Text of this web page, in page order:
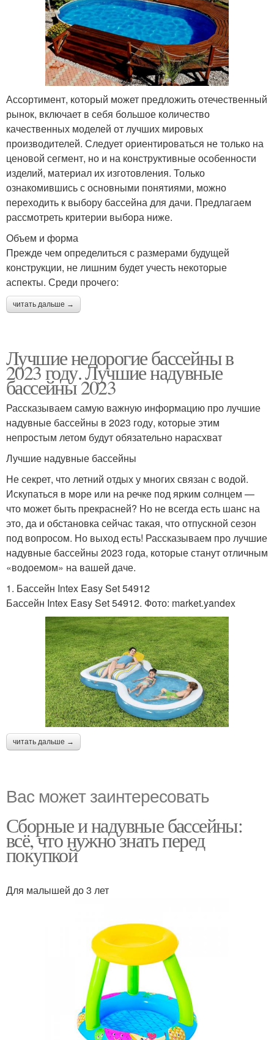
Ассортимент, который может предложить отечественный
рынок, включает в себя большое количество
качественных моделей от лучших мировых
производителей. Следует ориентироваться не только на
ценовой сегмент, но и на конструктивные особенности
изделий, материал их изготовления. Только
ознакомившись с основными понятиями, можно
переходить к выбору бассейна для дачи. Предлагаем
рассмотреть критерии выбора ниже.
Объем и форма
Прежде чем определиться с размерами будущей
конструкции, не лишним будет учесть некоторые
аспекты. Среди прочего:
читать дальше →
Лучшие недорогие бассейны в
2023 году. Лучшие надувные
бассейны 2023
Рассказываем самую важную информацию про лучшие
надувные бассейны в 2023 году, которые этим
непростым летом будут обязательно нарасхват
Лучшие надувные бассейны
Не секрет, что летний отдых у многих связан с водой.
Искупаться в море или на речке под ярким солнцем —
что может быть прекрасней? Но не всегда есть шанс на
это, да и обстановка сейчас такая, что отпускной сезон
под вопросом. Но выход есть! Рассказываем про лучшие
надувные бассейны 2023 года, которые станут отличным
«водоемом» на вашей даче.
1. Бассейн Intex Easy Set 54912
Бассейн Intex Easy Set 54912. Фото: market.yandex
читать дальше →
Вас может заинтересовать
Сборные и надувные бассейны:
всё, что нужно знать перед
покупкой
Для малышей до 3 лет